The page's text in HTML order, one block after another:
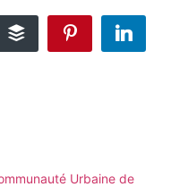
Urbaine de